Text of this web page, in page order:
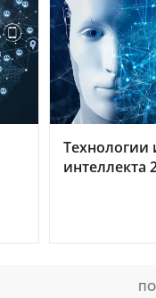
Технологии
интеллекта